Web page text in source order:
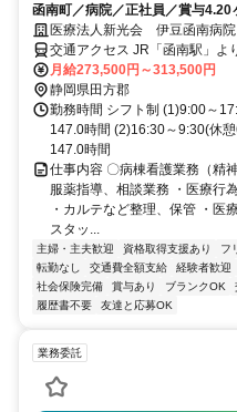
函南町／病院／正社員／賞与
護師求人です 休暇充実/
医療法人新光会 伊豆函南病院
交通アクセス JR「函南駅」よ
道大場駅より職員通勤送迎バス
月給273,500円～313,500円
静岡県田方郡
勤務時間 シフト制 (1)9:00～
147.0時間 (2)16:30～9:30(休
147.0時間
仕事内容 〇病棟看護業務（精
服薬指導、相談業務 ・医療行
・カルテなど整理、保管 ・医
スタッ...
主婦・主夫歓迎 資格取得支援あり フ
転勤なし
交通費全額支給 経験者歓迎
社会保険完備
賞与あり ブランクOK
履歴書不要
友達と応募OK
業務委託